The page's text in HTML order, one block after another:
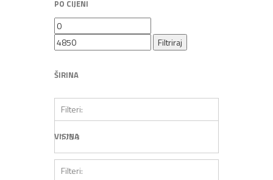
PO CIJENI
Min
cijena
cijena
Filtriraj
ŠIRINA
Filteri:
1753
VISINA
Filteri: